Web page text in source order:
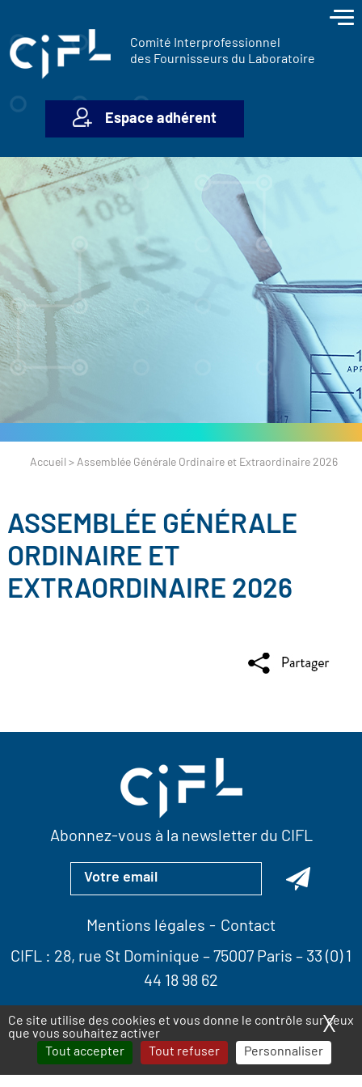
Ce site utilise des cookies et vous donne le contrôle sur ceux
que vous souhaitez activer
Tout accepter
Tout refuser Personnaliser
X
Comité Interprofessionnel
des Fournisseurs du Laboratoire
Espace adhérent
Accueil > Assemblée Générale Ordinaire et Extraordinaire 2026
ASSEMBLÉE GÉNÉRALE
ORDINAIRE ET
EXTRAORDINAIRE 2026
Abonnez-vous à la newsletter du CIFL
Mentions légales
Contact
CIFL : 28, rue St Dominique – 75007 Paris – 33 (0) 1
44 18 98 62